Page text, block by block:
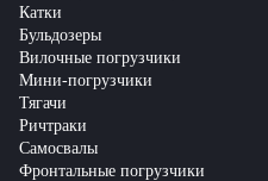
Катки
Бульдозеры
Вилочные погрузчики
Мини-погрузчики
Тягачи
Ричтраки
Самосвалы
Фронтальные погрузчики